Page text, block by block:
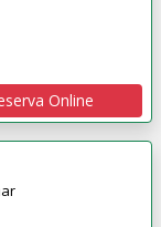
Online